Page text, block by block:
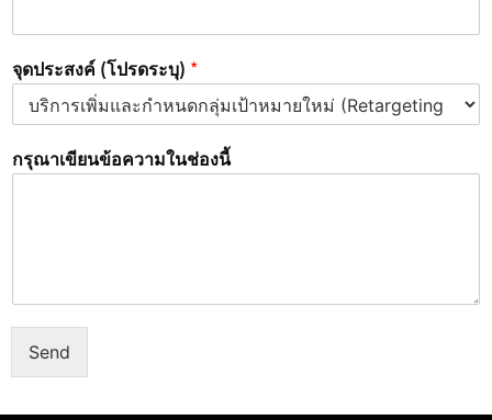
จุดประสงค์ (โปรดระบุ) *
กรุณาเขียนข้อความในช่องนี้
Send